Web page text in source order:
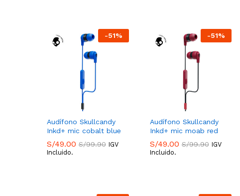
-51%
Audífono Skullcandy
Inkd+ mic cobalt blue
S/49.00 S/99.90 IGV
Incluido.
-51%
Audífono Skullcandy
Inkd+ mic moab red
S/49.00 S/99.90 IGV
Incluido.